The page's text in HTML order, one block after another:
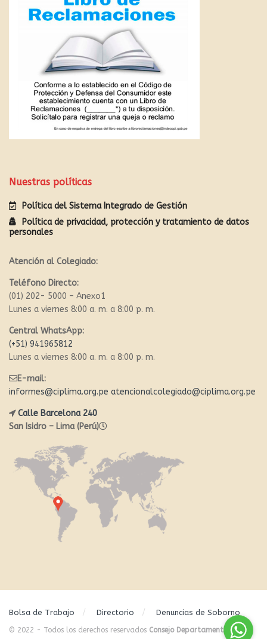
Nuestras políticas
Política del Sistema Integrado de Gestión
Política de privacidad, protección y tratamiento de datos
personales
Atención al Colegiado:
Teléfono Directo:
(01) 202- 5000 – Anexo1
Lunes a viernes 8:00 a. m. a 8:00 p. m.
Central WhatsApp:
(+51) 941965812
Lunes a viernes 8:00 a. m. a 8:00 p. m.
E-mail:
informes@ciplima.org.pe atencionalcolegiado@ciplima.org.pe
Calle Barcelona 240
San Isidro – Lima (Perú)
Bolsa de Trabajo Directorio Denuncias de Soborno
© 2022 - Todos los derechos reservados Consejo Departamental de